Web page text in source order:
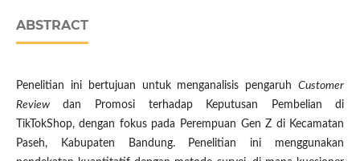
ABSTRACT
Penelitian ini bertujuan untuk menganalisis pengaruhCustomer
Reviewdan Promosi terhadap Keputusan Pembelian di
TikTokShop, dengan fokus pada Perempuan Gen Z di Kecamatan
Paseh, Kabupaten Bandung. Penelitian ini menggunakan